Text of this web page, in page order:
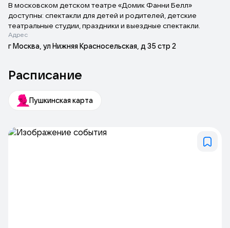
В московском детском театре «Домик Фанни Белл»
доступны: спектакли для детей и родителей, детские
театральные студии, праздники и выездные спектакли.
Адрес
г Москва, ул Нижняя Красносельская, д 35 стр 2
Расписание
Пушкинская карта